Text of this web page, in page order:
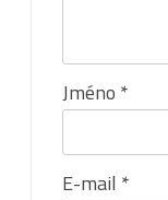
Jméno *
E-mail *